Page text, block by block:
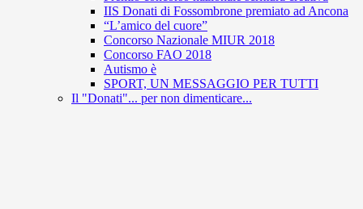
IIS Donati di Fossombrone premiato ad Ancona
“L’amico del cuore”
Concorso Nazionale MIUR 2018
Concorso FAO 2018
Autismo è
SPORT, UN MESSAGGIO PER TUTTI
Il "Donati"... per non dimenticare...